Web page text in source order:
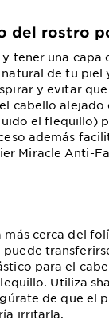
del rostro
tener una
de tu piel
y evitar
cabello
el flequillo)
además
Miracle Anti-
cerca del
para el
Utiliza
de que el
irritarla.